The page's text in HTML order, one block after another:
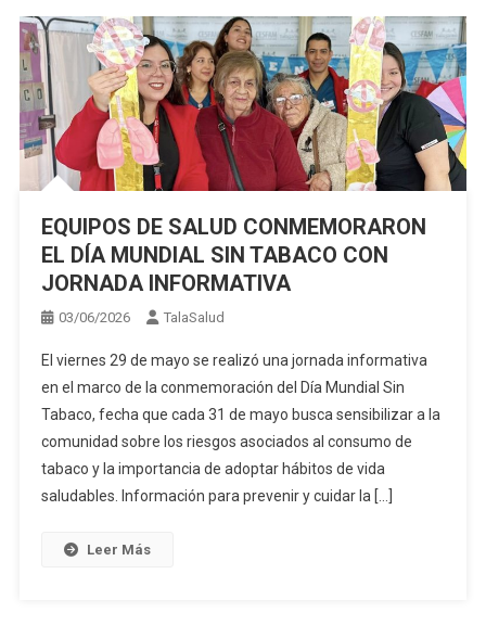
EQUIPOS DE SALUD CONMEMORARON
EL DÍA MUNDIAL SIN TABACO CON
JORNADA INFORMATIVA
03/06/2026 TalaSalud
El viernes 29 de mayo se realizó una jornada informativa
en el marco de la conmemoración del Día Mundial Sin
Tabaco, fecha que cada 31 de mayo busca sensibilizar a la
comunidad sobre los riesgos asociados al consumo de
tabaco y la importancia de adoptar hábitos de vida
saludables. Información para prevenir y cuidar la […]
Leer Más